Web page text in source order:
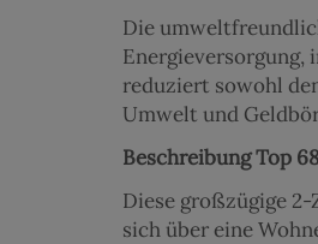
Die
Energieversorgung,
reduziert sowohl
Umwelt und
Beschreibung Top
Diese großzügige
sich über eine